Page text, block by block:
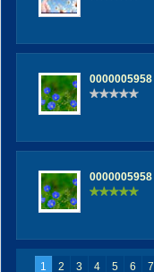
0000005958
0000005958
1 2 3 4 5 6 7